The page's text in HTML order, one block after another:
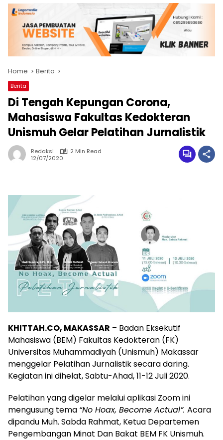
Home Berita
Berita
Di Tengah Kepungan Corona,
Mahasiswa Fakultas Kedokteran
Unismuh Gelar Pelatihan Jurnalistik
Redaksi
2 Min Read
12/07/2020
KHITTAH.CO, MAKASSAR – Badan Eksekutif
Mahasiswa (BEM) Fakultas Kedokteran (FK)
Universitas Muhammadiyah (Unismuh) Makassar
menggelar Pelatihan Jurnalistik secara daring.
Kegiatan ini dihelat, Sabtu-Ahad, 11-12 Juli 2020.
Pelatihan yang digelar melalui aplikasi Zoom ini
mengusung tema “No Hoax, Become Actual”. Acara
dipandu Muh. Sabda Rahmat, Ketua Departemen
Pengembangan Minat Dan Bakat BEM FK Unismuh.